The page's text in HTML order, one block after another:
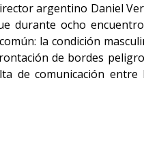
argentino Daniel
durante ocho
la condición
de bordes
de comunicación entre